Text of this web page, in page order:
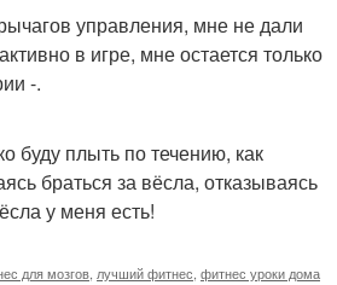
управления, мне не дали
в игре, мне остается только
-.
буду плыть по течению, как
браться за вёсла, отказываясь
у меня есть!
для мозгов лучший фитнес фитнес уроки дома